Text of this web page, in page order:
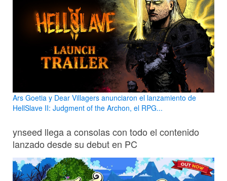
Ars Goetia y Dear Villagers anunciaron el lanzamiento de
HellSlave II: Judgment of the Archon, el RPG...
ynseed llega a consolas con todo el contenido
lanzado desde su debut en PC